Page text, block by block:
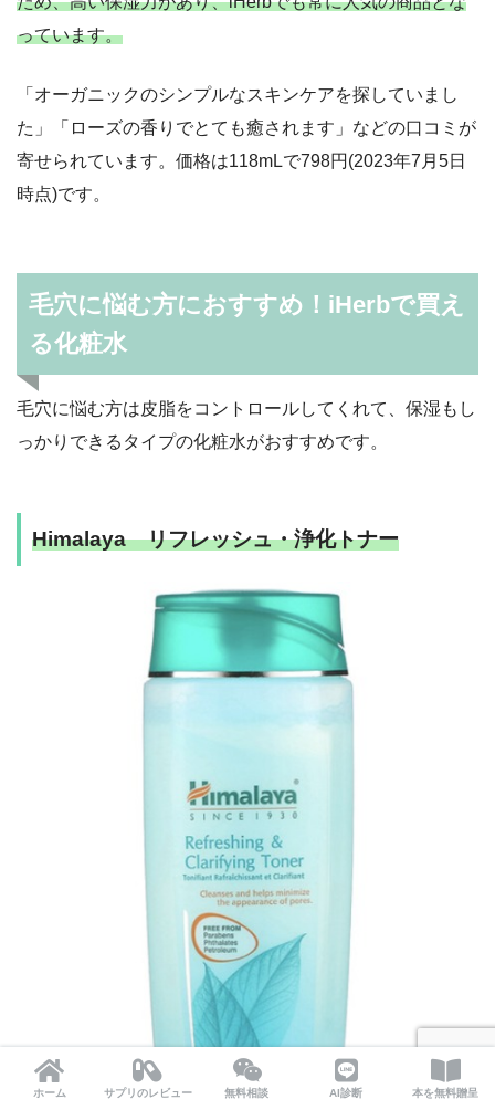
っています。
「オーガニックのシンプルなスキンケアを探していまし
た」「ローズの香りでとても癒されます」などの口コミが
寄せられています。価格は118mLで798円(2023年7月5日
時点)です。
毛穴に悩む方におすすめ！iHerbで買え
る化粧水
毛穴に悩む方は皮脂をコントロールしてくれて、保湿もし
っかりできるタイプの化粧水がおすすめです。
Himalaya リフレッシュ・浄化トナー
ホーム サプリのレビュー 無料相談 AI診断 本を無料贈呈